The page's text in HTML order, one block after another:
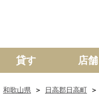
マンション
貸す 店
和歌山県 日高郡日高町